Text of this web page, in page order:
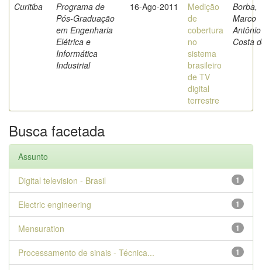
Curitiba
Programa de
Pós-Graduação
em Engenharia
Elétrica e
Informática
Industrial
16-Ago-2011
Medição
de
cobertura
no
sistema
brasileiro
de TV
digital
terrestre
Borba,
Marco
Antônio
Costa
Busca facetada
Assunto
1
Digital television - Brasil
1
Electric engineering
1
Mensuration
1
Processamento de sinais - Técnica...